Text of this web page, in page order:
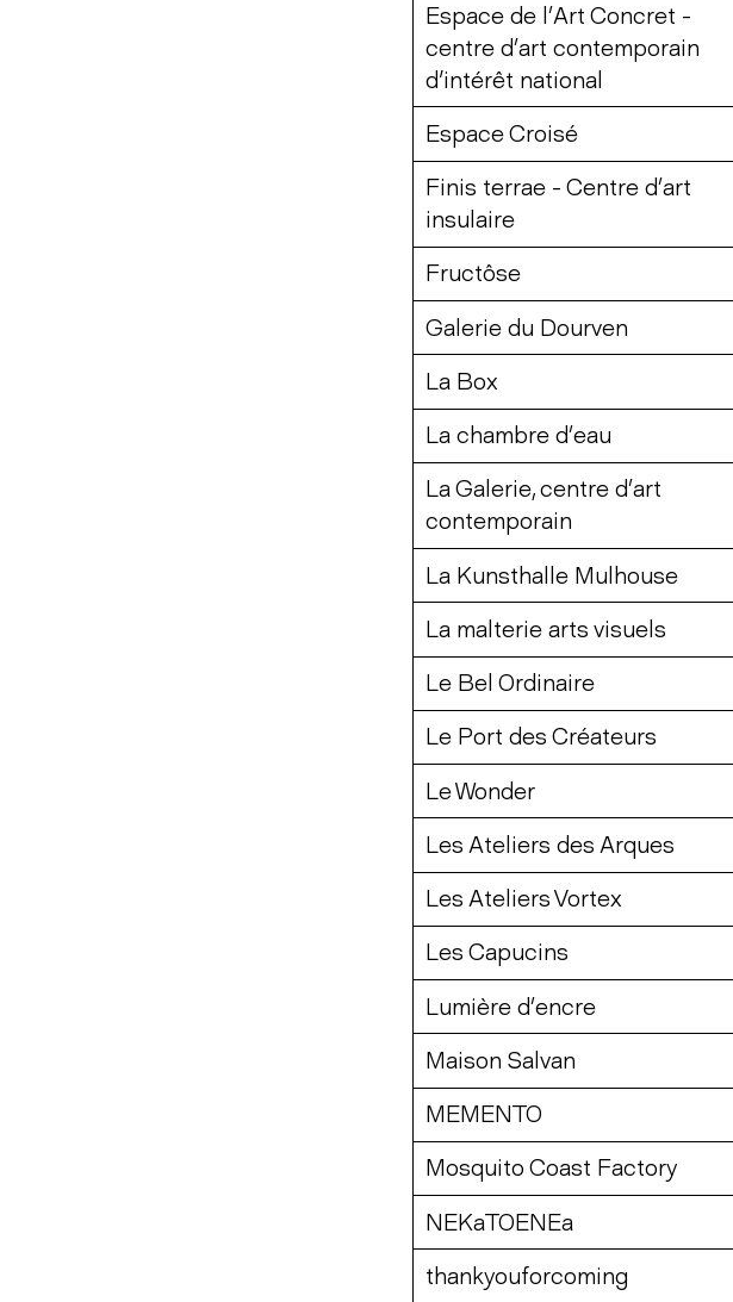
Espace de l’Art Concret -
centre d’art contemporain
d'intérêt national
Espace Croisé
Finis terrae - Centre d’art
insulaire
Fructôse
Galerie du Dourven
La Box
La chambre d’eau
La Galerie, centre d’art
contemporain
La Kunsthalle Mulhouse
La malterie arts visuels
Le Bel Ordinaire
Le Port des Créateurs
Le Wonder
Les Ateliers des Arques
Les Ateliers Vortex
Les Capucins
Lumière d’encre
Maison Salvan
MEMENTO
Mosquito Coast Factory
NEKaTOENEa
thankyouforcoming